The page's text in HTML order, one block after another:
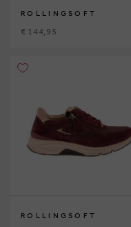
ROLLINGSOFT
€ 144,95
ROLLINGSOFT